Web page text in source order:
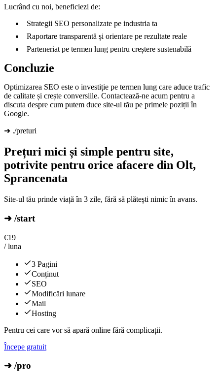
Lucrând cu noi, beneficiezi de:
Strategii SEO personalizate pe industria ta
Raportare transparentă și orientare pe rezultate reale
Parteneriat pe termen lung pentru creștere sustenabilă
Concluzie
Optimizarea SEO este o investiție pe termen lung care aduce trafic
de calitate și crește conversiile. Contactează-ne acum pentru a
discuta despre cum putem duce site-ul tău pe primele poziții în
Google.
➜ ./preturi
Prețuri mici și simple pentru site,
potrivite pentru orice afacere din Olt,
Sprancenata
Site-ul tău prinde viață în 3 zile, fără să plătești nimic în avans.
➜ /start
€19
/ luna
3 Pagini
Conținut
SEO
Modificări lunare
Mail
Hosting
Pentru cei care vor să apară online fără complicații.
Începe gratuit
➜ /pro